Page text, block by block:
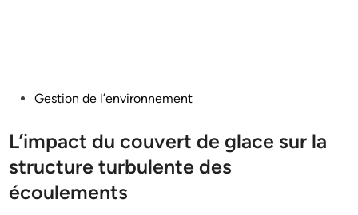
PostedGestion de l’environnement
L’impact du couvert de glace sur la
structure turbulente des
écoulements